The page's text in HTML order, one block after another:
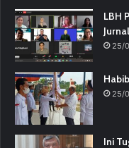
LBH
25/
25/
Ini